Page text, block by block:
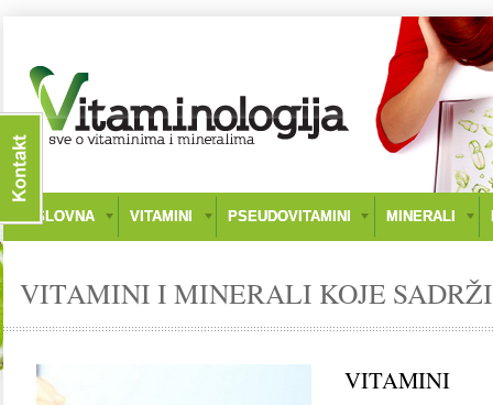
NASLOVNA VITAMINI PSEUDOVITAMINI MINERALI
VITAMINI I MINERALI KOJE
VITAMINI